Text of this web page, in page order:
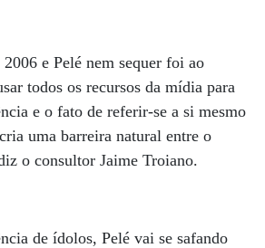
e Pelé nem sequer foi ao
todos os recursos da mídia para
e o fato de referir-se a si mesmo
uma barreira natural entre o
o consultor Jaime Troiano.
de ídolos, Pelé vai se safando